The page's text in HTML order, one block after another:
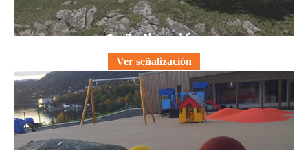
Señalización
Ver señalización